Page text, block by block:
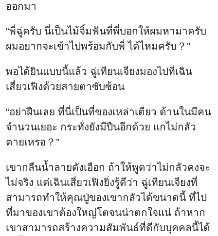
ออกมา
“พี่ฉู่ครับ นี่เป็นไม้จิ้มฟันที่พี่บอกให้ผมหามาครับ
ผมอยากจะเข้าไปพร้อมกับพี่ ได้ไหมครับ？”
พอได้ยินแบบนี้แล้ว ฉู่เทียนเจียงมองไปที่เฉิน
เสี่ยวเฟิงด้วยสายตาซับซ้อน
“อย่าฝืนเลย ที่นี่เป็นที่ของเหล่าเตียว ด้านในมีคน
จำนวนเยอะ กระทั่งยังมีปืนอีกด้วย แกไม่กลัว
ตายเหรอ？”
เขากลืนน้ำลายดังเอือก ถ้าให้พูดว่าไม่กลัวคงจะ
ไม่จริง แต่เฉินเสี่ยวเฟิงยิ่งรู้ดีว่า ฉู่เทียนเจียงที่
สามารถทำให้คุณปู่ของเขากลัวได้ขนาดนี้ ที่ไป
ที่มาของเขาต้องใหญ่โตจนน่าตกใจแน่ ถ้าหาก
เขาสามารถสร้างความสัมพันธ์ที่ดีกับบุคคลนี้ได้